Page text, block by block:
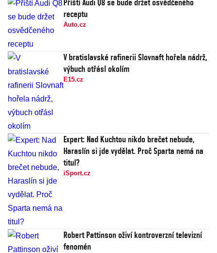
Příští Audi Q8 se bude držet osvědčeného
receptu
Auto.cz
V bratislavské rafinerii Slovnaft hořela nádrž,
výbuch otřásl okolím
E15.cz
Expert: Nad Kuchtou nikdo brečet nebude,
Haraslín si jde vydělat. Proč Sparta nemá na
titul?
iSport.cz
Robert Pattinson oživí kontroverzní televizní
fenomén